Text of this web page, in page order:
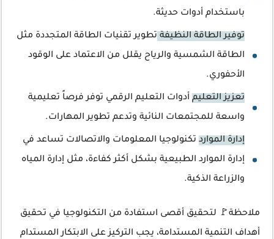
باستخدام أدوات حديثة.
توفير الطاقة النظيفة تطوير تقنيات الطاقة المتجددة مثل
الطاقة الشمسية والرياح يقلل من الاعتماد على الوقود
الأحفوري.
تعزيز التعليم أدوات التعليم الرقمي توفر فرصاً تعليمية
واسعة للمجتمعات النائية وتدعم تطوير المهارات.
إدارة الموارد تكنولوجيا المعلومات والاتصالات تساعد في
إدارة الموارد الطبيعية بشكل أكثر كفاءة، مثل إدارة المياه
والزراعة الذكية.
ملاحظة🚩 لتحقيق أقصى استفادة من التكنولوجيا في تحقيق
أهداف التنمية المستدامة، يجب التركيز على الابتكار المستدام